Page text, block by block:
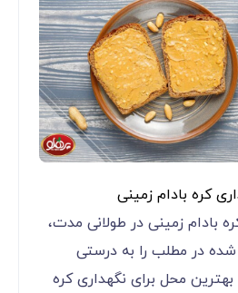
کره بادام زمینی
بادام زمینی در طولانی مدت،
شده در مطلب را به درستی
محل برای نگهداری کره